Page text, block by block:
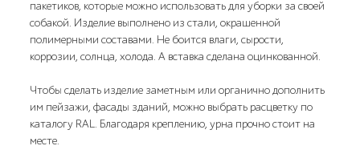
пакетиков, которые можно использовать для уборки за своей
собакой. Изделие выполнено из стали, окрашенной
полимерными составами. Не боится влаги, сырости,
коррозии, солнца, холода. А вставка сделана оцинкованной.
Чтобы сделать изделие заметным или органично дополнить
им пейзажи, фасады зданий, можно выбрать расцветку по
каталогу RAL. Благодаря креплению, урна прочно стоит на
месте.